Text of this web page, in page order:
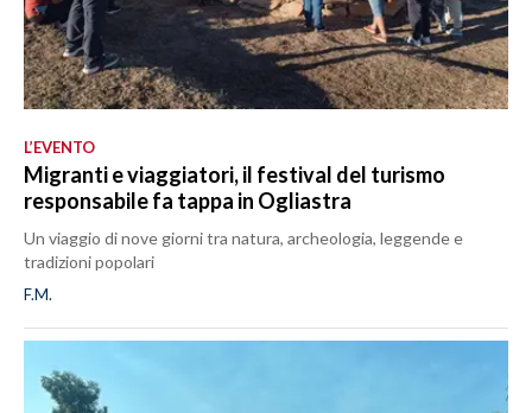
L’EVENTO
Migranti e viaggiatori, il festival del turismo
responsabile fa tappa in Ogliastra
Un viaggio di nove giorni tra natura, archeologia, leggende e
tradizioni popolari
F.M.